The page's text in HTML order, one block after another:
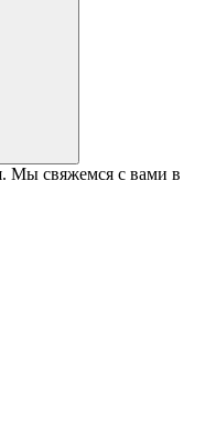
Мы свяжемся с вами в